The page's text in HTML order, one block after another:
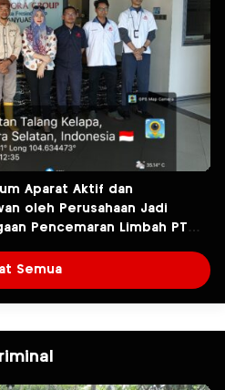
Aparat Aktif dan
oleh Perusahaan Jadi
Pencemaran Limbah PT
Semua